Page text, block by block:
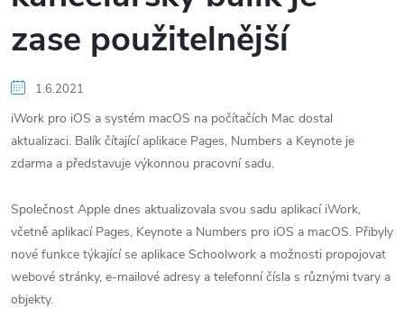
zase použitelnější
1.6.2021
iWork pro iOS a systém macOS na počítačích Mac dostal
aktualizaci. Balík čítající aplikace Pages, Numbers a Keynote je
zdarma a představuje výkonnou pracovní sadu.
Společnost Apple dnes aktualizovala svou sadu aplikací iWork,
včetně aplikací Pages, Keynote a Numbers pro iOS a macOS. Přibyly
nové funkce týkající se aplikace Schoolwork a možnosti propojovat
webové stránky, e-mailové adresy a telefonní čísla s různými tvary a
objekty.